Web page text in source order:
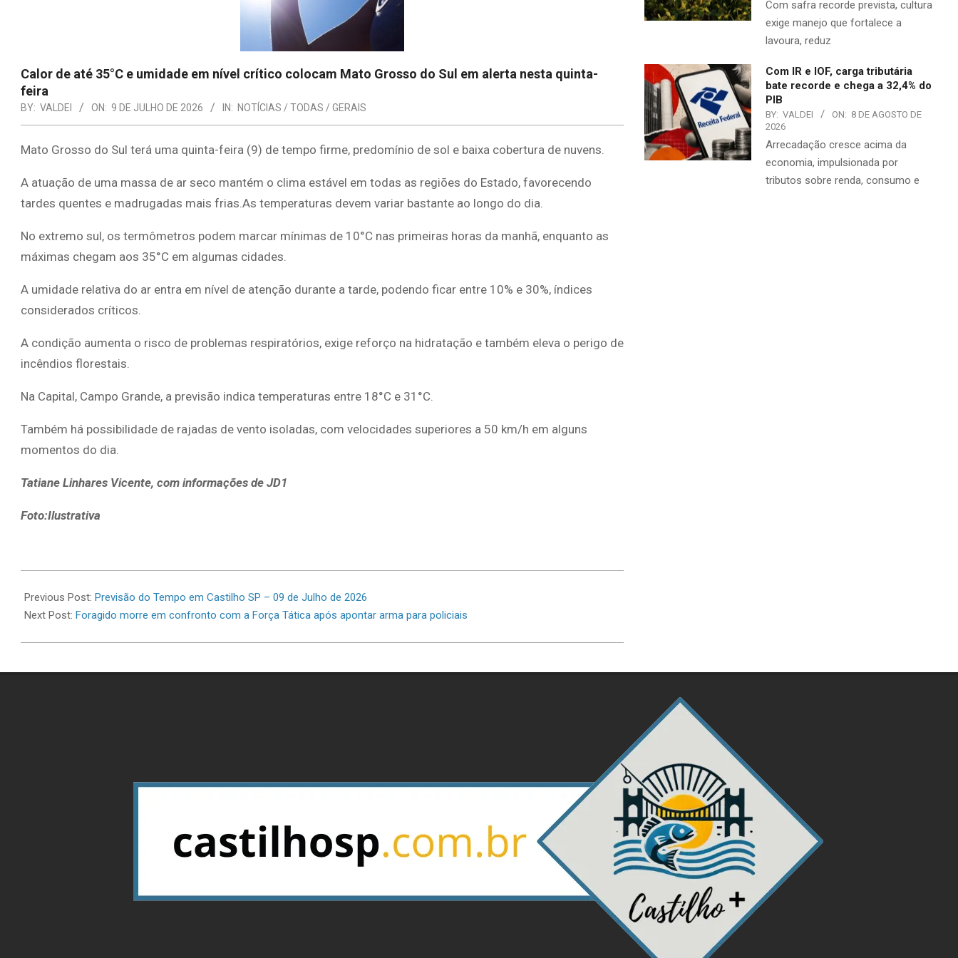
Calor de até 35°C e umidade em nível crítico colocam Mato Grosso do Sul em alerta nesta quinta-
feira
BY: VALDEI ON: 9 DE JULHO DE 2026 IN: NOTÍCIAS / TODAS / GERAIS
Mato Grosso do Sul terá uma quinta-feira (9) de tempo firme, predomínio de sol e baixa cobertura de nuvens.
A atuação de uma massa de ar seco mantém o clima estável em todas as regiões do Estado, favorecendo
tardes quentes e madrugadas mais frias.As temperaturas devem variar bastante ao longo do dia.
No extremo sul, os termômetros podem marcar mínimas de 10°C nas primeiras horas da manhã, enquanto as
máximas chegam aos 35°C em algumas cidades.
A umidade relativa do ar entra em nível de atenção durante a tarde, podendo ficar entre 10% e 30%, índices
considerados críticos.
A condição aumenta o risco de problemas respiratórios, exige reforço na hidratação e também eleva o perigo de
incêndios florestais.
Na Capital, Campo Grande, a previsão indica temperaturas entre 18°C e 31°C.
Também há possibilidade de rajadas de vento isoladas, com velocidades superiores a 50 km/h em alguns
momentos do dia.
Tatiane Linhares Vicente, com informações de JD1
Foto:Ilustrativa
07-
09
Previous Post: Previsão do Tempo em Castilho SP – 09 de Julho de 2026
Next Post: Foragido morre em confronto com a Força Tática após apontar arma para policiais
Com safra recorde prevista, cultura
exige manejo que fortalece a
lavoura, reduz
Com IR e IOF, carga tributária
bate recorde e chega a 32,4% do
PIB
BY: VALDEI ON: 8 DE AGOSTO DE
2026
Arrecadação cresce acima da
economia, impulsionada por
tributos sobre renda, consumo e